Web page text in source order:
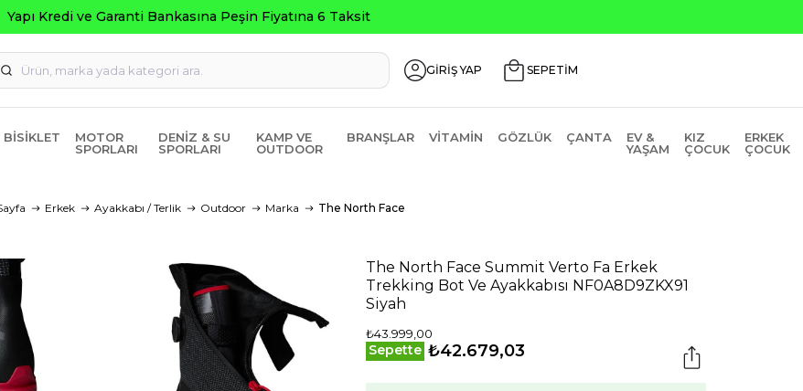
GİRİŞ YAP SEPETİM
BISIKLET
MOTOR
SPORLARI
DENIZ & SU
SPORLARI
KAMP VE
OUTDOOR
BRANŞLAR VITAMIN GÖZLÜK ÇANTA
EV &
YAŞAM
KIZ
ÇOCUK
ERKEK
ÇOCUK
Erkek Ayakkabı / Terlik Outdoor Marka The North Face
The North Face Summit Verto Fa Erkek
Trekking Bot Ve Ayakkabısı NF0A8D9ZKX91
Siyah
₺43.999,00
Sepette ₺42.679,03